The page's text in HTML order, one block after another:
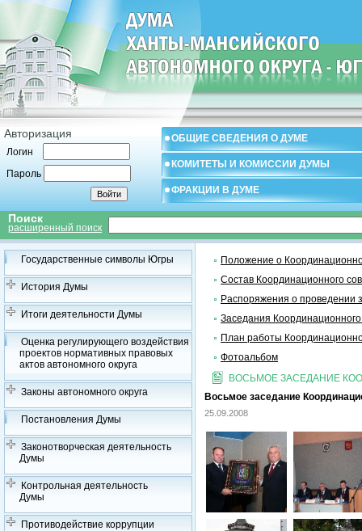
Авторизация
Логин
Пароль
ОБЩИЕ СВЕДЕНИЯ О ДУМЕ
КОМИТЕТЫ И КОМИССИИ ДУМЫ
ФРАКЦИИ В ДУМЕ
Поиск
расширенный поиск
Государственные символы Югры
История Думы
Итоги деятельности Думы
Оценка регулирующего воздействия
проектов нормативных правовых
актов автономного округа
Законы автономного округа
Постановления Думы
Законотворческая деятельность
Думы
Контрольная деятельность
Думы
Противодействие коррупции
Положение о
Состав Координационного
Распоряжения о проведении
Заседания
План работы
Фотоальбом
ВОСЬМОЕ ЗАСЕДАНИЕ
Восьмое заседание
25.09.2008